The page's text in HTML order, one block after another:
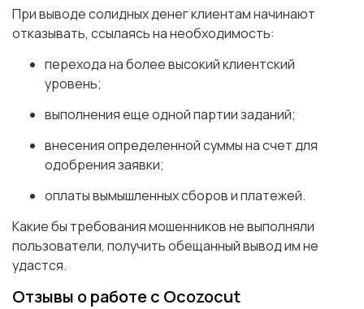
При выводе солидных денег клиентам начинают
отказывать, ссылаясь на необходимость:
перехода на более высокий клиентский
уровень;
выполнения еще одной партии заданий;
внесения определенной суммы на счет для
одобрения заявки;
оплаты вымышленных сборов и платежей.
Какие бы требования мошенников не выполняли
пользователи, получить обещанный вывод им не
удастся.
Отзывы о работе с Ocozocut